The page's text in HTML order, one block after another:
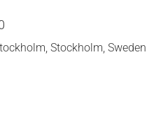
Stockholm, Sweden